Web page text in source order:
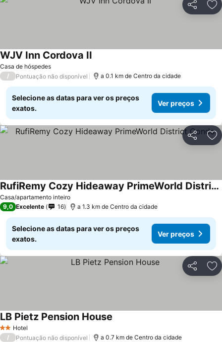
Partilhar
Casa de hóspedes
WJV Inn Cordova II
/ Pontuação não disponível a 0.1 km de Centro da cidade
Selecione as datas para ver os preços
exatos.
Ver preços
Partilhar
Casa/apartamento inteiro
RufiRemy Cozy Hideaway PrimeWorld District Condo
Ver preços
9,0 Excelente 16 a 1.3 km de Centro da cidade
Selecione as datas para ver os preços
exatos.
Ver preços
Partilhar
2 Estrelas
Hotel
LB Pietz Pension House
/ Pontuação não disponível a 0.7 km de Centro da cidade